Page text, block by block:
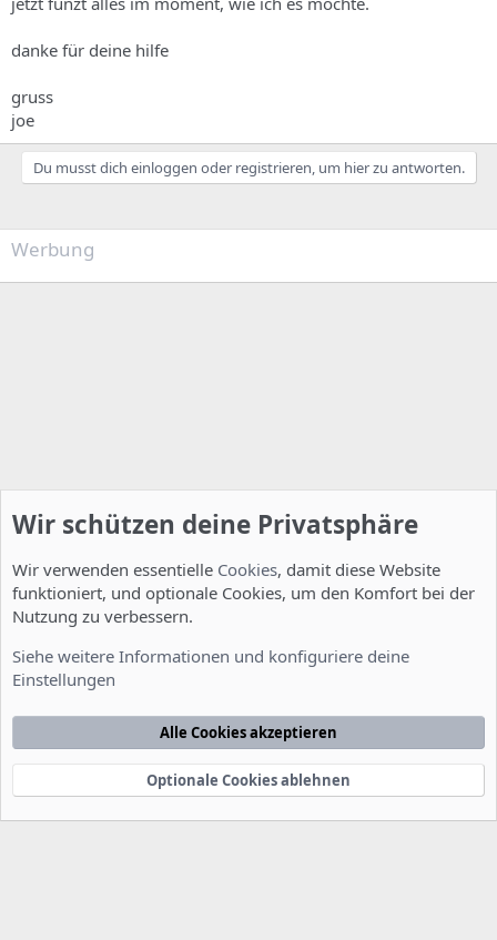
danke für deine hilfe
gruss
joe
Du musst dich einloggen oder registrieren, um hier zu antworten.
Werbung
Nutzungsbedingungen Datenschutzerklärung
Startseite
e
Community platform by XenForo® © 2010-2022 XenForo Ltd.
xenDach©2010-2014
Wir schützen deine Privatsphäre
Wir verwenden essentielle Cookies, damit diese Website
funktioniert, und optionale Cookies, um den Komfort bei der
Nutzung zu verbessern.
Siehe weitere Informationen und konfiguriere deine
Einstellungen
Alle Cookies akzeptieren
Optionale Cookies ablehnen